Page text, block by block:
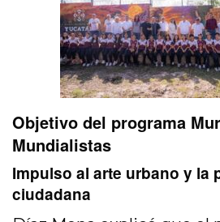
Objetivo del programa
Mundialistas
Impulso al arte urbano y la
ciudadana